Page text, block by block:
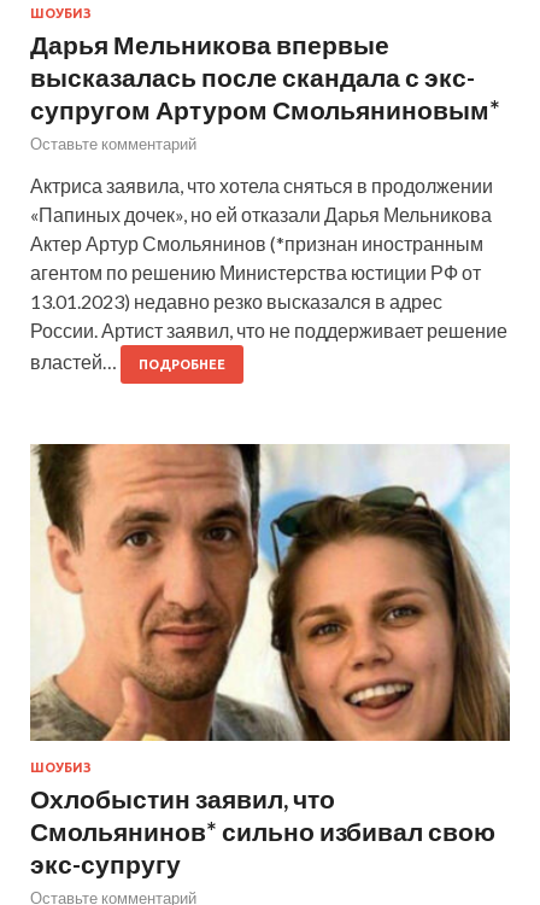
ШОУБИЗ
Дарья Мельникова впервые
высказалась после скандала с экс-
супругом Артуром Смольяниновым*
Оставьте комментарий
Актриса заявила, что хотела сняться в продолжении
«Папиных дочек», но ей отказали Дарья Мельникова
Актер Артур Смольянинов (*признан иностранным
агентом по решению Министерства юстиции РФ от
13.01.2023) недавно резко высказался в адрес
России. Артист заявил, что не поддерживает решение
властей…
ПОДРОБНЕЕ
ШОУБИЗ
Охлобыстин заявил, что
Смольянинов* сильно избивал свою
экс-супругу
Оставьте комментарий